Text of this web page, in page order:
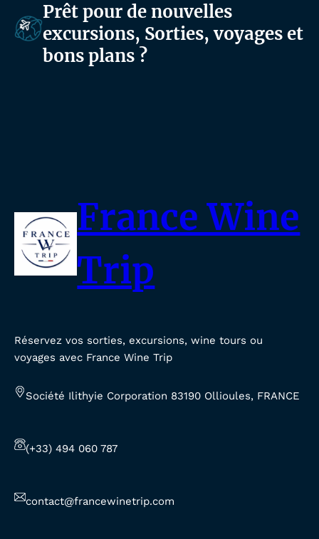
Prêt pour de nouvelles
excursions, Sorties, voyages et
bons plans ?
France Wine
Trip
Réservez vos sorties, excursions, wine tours ou
voyages avec France Wine Trip
Société Ilithyie Corporation 83190 Ollioules, FRANCE
(+33) 494 060 787
contact@francewinetrip.com